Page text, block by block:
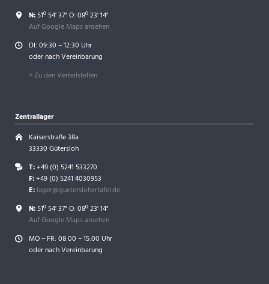
N:51º 54' 37" O: 08º 23' 14"
Auf Google Maps ansehen
DI: 09:30 – 12:30 Uhr
oder nach Vereinbarung
> Zu den Verteilstellen
Zentrallager
Kaiserstraße 38a
33330 Gütersloh
T:+49 (0) 5241 533270
F:+49 (0) 5241 4030953
E: lager@gueterslohertafel.de
N:51º 54' 37" O: 08º 23' 14"
Auf Google Maps ansehen
MO – FR: 08:00 – 15:00 Uhr
oder nach Vereinbarung